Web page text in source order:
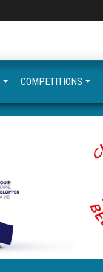
COMPETITIONS